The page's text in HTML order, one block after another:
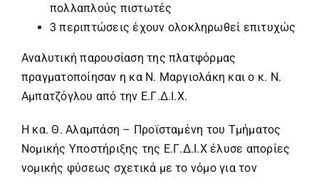
πολλαπλούς πιστωτές
3 περιπτώσεις έχουν ολοκληρωθεί επιτυχώς
Αναλυτική παρουσίαση της πλατφόρμας
πραγματοποίησαν η κα Ν. Μαργιολάκη και ο κ. Ν.
Αμπατζόγλου από την Ε.Γ.Δ.Ι.Χ.
Η κα. Θ. Αλαμπάση – Προϊσταμένη του Τμήματος
Νομικής Υποστήριξης της Ε.Γ.Δ.Ι.Χ έλυσε απορίες
νομικής φύσεως σχετικά με το νόμο για τον